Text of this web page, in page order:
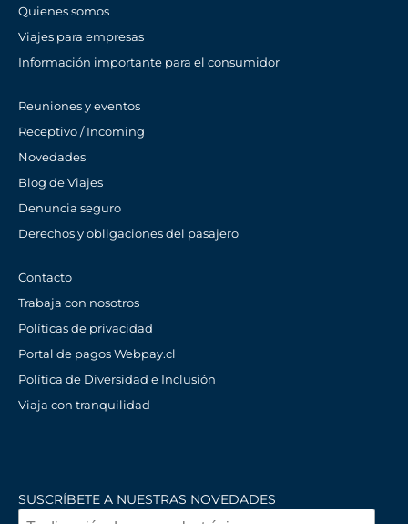
Quienes somos
Viajes para empresas
Información importante para el consumidor
Reuniones y eventos
Receptivo / Incoming
Novedades
Blog de Viajes
Denuncia seguro
Derechos y obligaciones del pasajero
Contacto
Trabaja con nosotros
Políticas de privacidad
Portal de pagos Webpay.cl
Política de Diversidad e Inclusión
Viaja con tranquilidad
SUSCRÍBETE A NUESTRAS NOVEDADES